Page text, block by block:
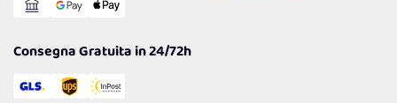
Consegna Gratuita in 24/72h